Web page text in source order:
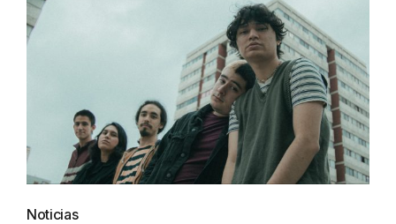
Noticias